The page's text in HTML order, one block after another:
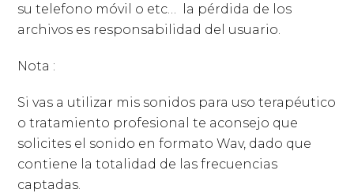
su telefono móvil o etc…
la pérdida de los
archivos es responsabilidad del usuario.
Nota :
Si vas a utilizar mis sonidos para uso terapéutico
o tratamiento profesional te aconsejo que
solicites el sonido en formato Wav, dado que
contiene la totalidad de las frecuencias
captadas.